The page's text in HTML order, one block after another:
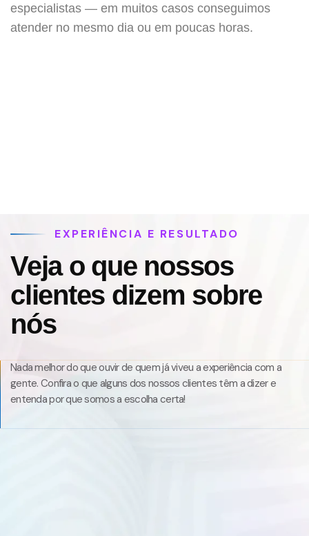
especialistas — em muitos casos conseguimos
atender no mesmo dia ou em poucas horas.
EXPERIÊNCIA E RESULTADO
Veja o que nossos
clientes dizem sobre
nós
Nada melhor do que ouvir de quem já viveu a experiência com a
gente. Confira o que alguns dos nossos clientes têm a dizer e
entenda por que somos a escolha certa!